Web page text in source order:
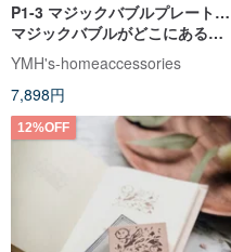
P1-3 マジックバブルプレート…
マジックバブルがどこにあるか
探せ!!
YMH's-homeaccessories
7,898円
12%OFF